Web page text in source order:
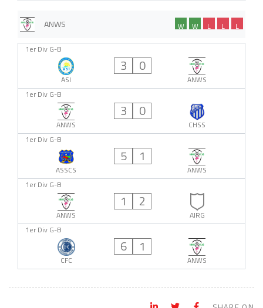
ANWS L
L
L
W
W
1er Div G-B
ASI
3 0
ANWS
1er Div G-B
ANWS
3 0
CHSS
1er Div G-B
ASSCS
5 1
ANWS
1er Div G-B
ANWS
1 2
AIRG
1er Div G-B
CFC
6 1
ANWS